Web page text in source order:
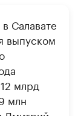
Салавате
выпуском
млрд
млн